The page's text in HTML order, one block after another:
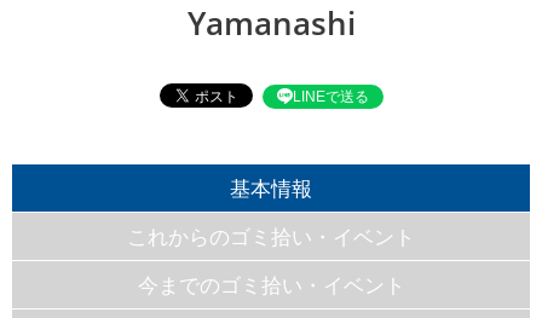
Yamanashi
LINEで送る
基本情報
これからのゴミ拾い・イベント
今までのゴミ拾い・イベント